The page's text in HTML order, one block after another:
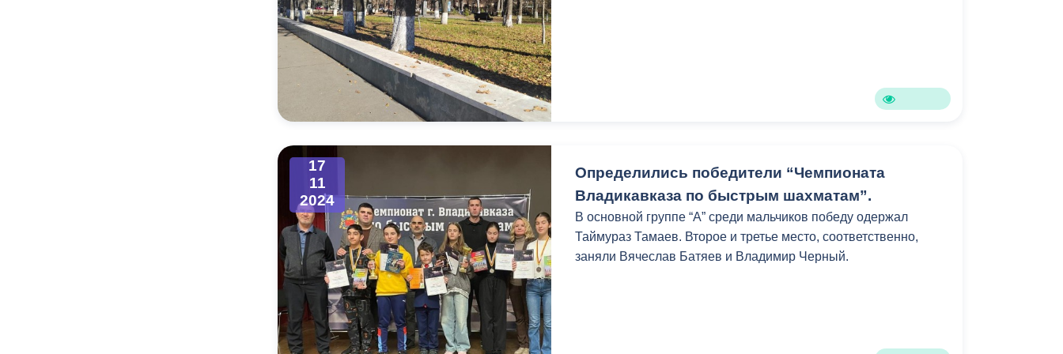
17
11
2024
Определились победители “Чемпионата
Владикавказа по быстрым шахматам”.
В основной группе “А” среди мальчиков победу одержал
Таймураз Тамаев. Второе и третье место, соответственно,
заняли Вячеслав Батяев и Владимир Черный.